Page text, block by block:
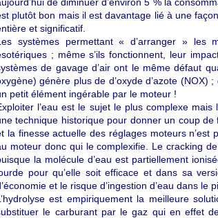
plutôt bon mais il est davantage lié à une
et significatif.
systèmes permettant « d’arranger » les
; même s’ils fonctionnent, leur
de gavage d’air ont le même défaut
génère plus de d’oxyde d’azote
petit élément ingérable par le moteur !
l’eau est le sujet le plus complexe
technique historique pour donner un coup
la finesse actuelle des réglages moteurs
moteur donc qui le complexifie. Le cracking
la molécule d’eau est partiellement
pour qu’elle soit efficace et dans sa
et le risque d’ingestion d’eau dans le
est empiriquement la meilleure
le carburant par le gaz qui en effet